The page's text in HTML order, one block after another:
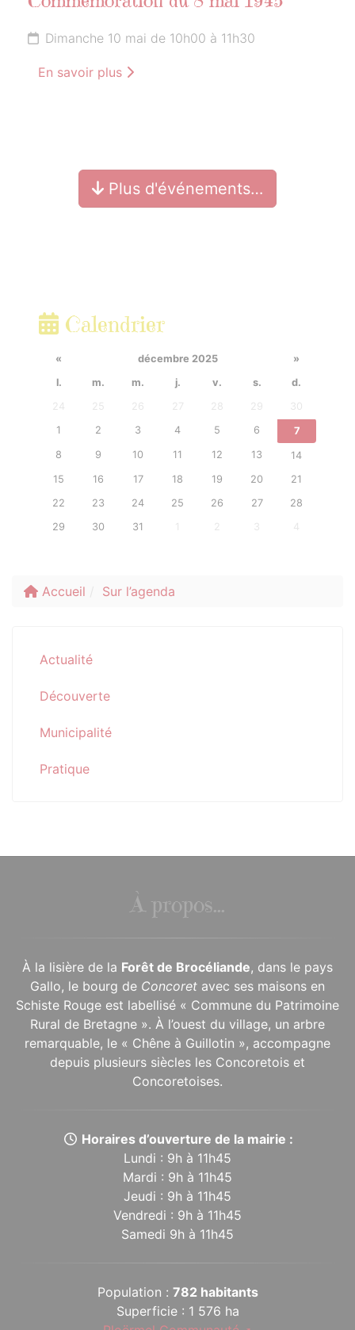
Dimanche 10 mai de 10h00 à 11h30
En savoir plus
Plus d'événements…
Calendrier
« décembre 2025
»
l.
m. m. j. v. s.
d.
24
25 26 27 28 29
30
1
2 3 4 5 6
7
8
9 10 11 12 13
14
15
16 17 18 19 20
21
22
23 24 25 26 27
28
29
30 31 2 3 4
Accueil Sur l’agenda
Actualité
Découverte
Municipalité
Pratique
À propos...
À la lisière de la Forêt de Brocéliande, dans le pays
Gallo, le bourg de Concoret avec ses maisons en
Schiste Rouge est labellisé « Commune du Patrimoine
Rural de Bretagne ». À l’ouest du village, un arbre
remarquable, le « Chêne à Guillotin », accompagne
depuis plusieurs siècles les Concoretois et
Concoretoises.
Horaires d’ouverture de la mairie :
Lundi : 9h à 11h45
Mardi : 9h à 11h45
Jeudi : 9h à 11h45
Vendredi : 9h à 11h45
Samedi 9h à 11h45
Population : 782 habitants
Superficie : 1 576 ha